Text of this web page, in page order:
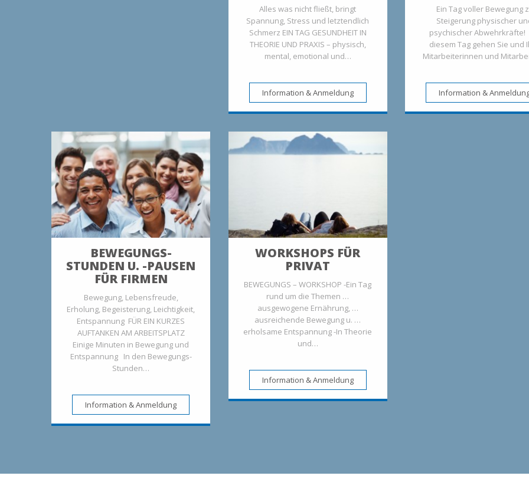
Alles was nicht fließt, bringt
Spannung, Stress und letztendlich
Schmerz EIN TAG GESUNDHEIT IN
THEORIE UND PRAXIS – physisch,
mental, emotional und…
Information & Anmeldung
Ein Tag voller Bewegung
Steigerung physischer
psychischer
diesem Tag gehen Sie und
Mitarbeiterinnen und
Information &
BEWEGUNGS-
STUNDEN U. -PAUSEN
FÜR FIRMEN
Bewegung, Lebensfreude,
Erholung, Begeisterung, Leichtigkeit,
Entspannung FÜR EIN KURZES
AUFTANKEN AM ARBEITSPLATZ
Einige Minuten in Bewegung und
Entspannung In den Bewegungs-
Stunden…
Information & Anmeldung
WORKSHOPS FÜR
PRIVAT
BEWEGUNGS – WORKSHOP -Ein Tag
rund um die Themen …
ausgewogene Ernährung, …
ausreichende Bewegung u. …
erholsame Entspannung -In Theorie
und…
Information & Anmeldung